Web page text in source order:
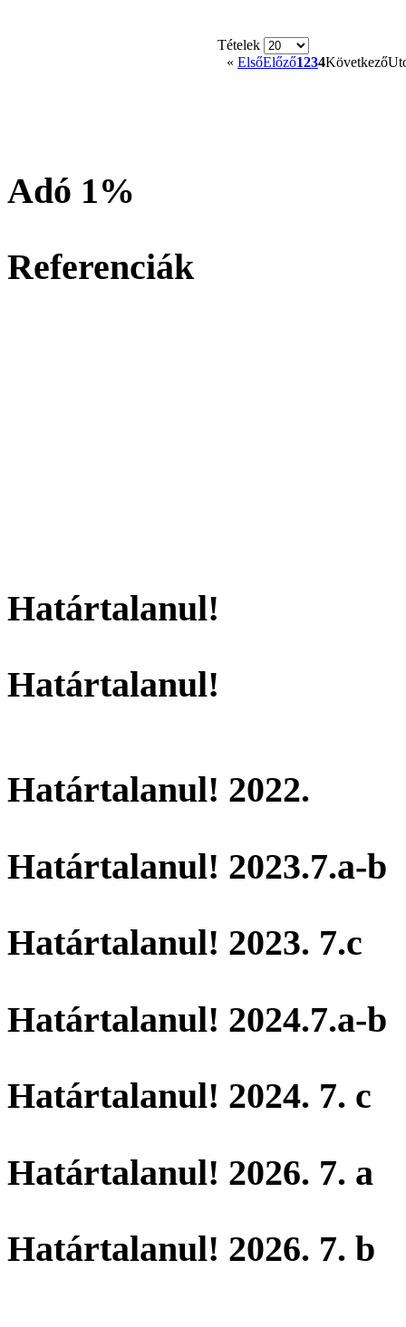
Tételek
« ElsőElőző1234Következő
Adó 1%
Referenciák
Határtalanul!
Határtalanul!
Határtalanul! 2022.
Határtalanul! 2023.7.a-b
Határtalanul! 2023. 7.c
Határtalanul! 2024.7.a-b
Határtalanul! 2024. 7. c
Határtalanul! 2026. 7. a
Határtalanul! 2026. 7. b